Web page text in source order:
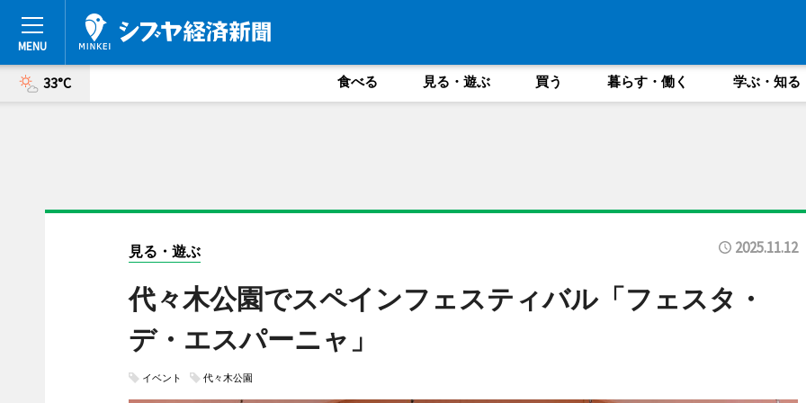
33°C 食べる 見る・遊ぶ 買う 暮らす・働く 学ぶ・知る
見る・遊ぶ 2025.11.12
代々木公園でスペインフェスティバル「フェスタ・
デ・エスパーニャ」
イベント 代々木公園